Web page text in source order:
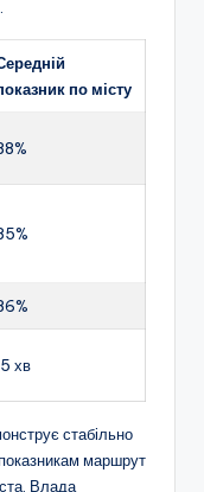
по місту
хв
стабільно
маршрут
Влада